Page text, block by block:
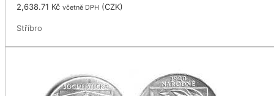
2,638.71 Kč včetně DPH (CZK)
Stříbro